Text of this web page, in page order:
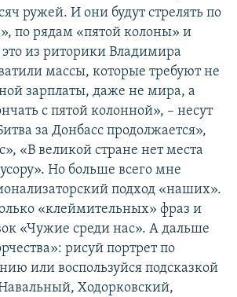
ружей. И они будут стрелять по
по рядам «пятой колоны» и
из риторики Владимира
массы, которые требуют не
зарплаты, даже не мира, а
с пятой колонной», – несут
за Донбасс продолжается»,
«В великой стране нет места
Но больше всего мне
подход «наших».
«клеймительных» фраз и
«Чужие среди нас». А дальше
рисуй портрет по
или воспользуйся подсказкой
Ходорковский,